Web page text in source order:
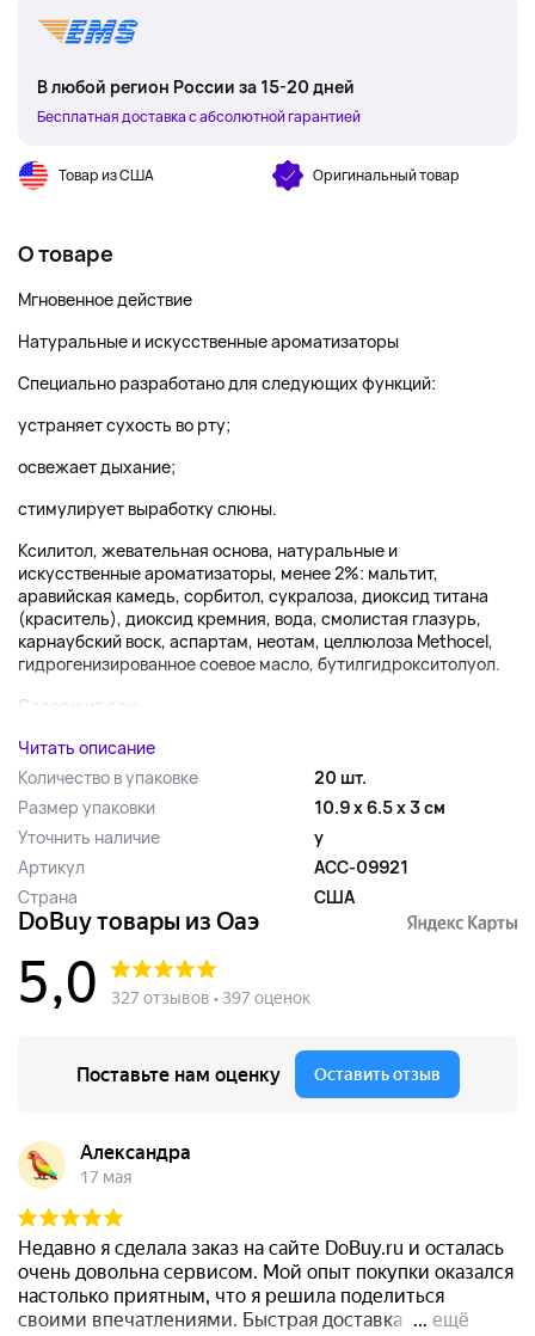
В любой регион России за 15-20 дней
Бесплатная доставка с абсолютной гарантией
Товар из США Оригинальный товар
О товаре
Мгновенное действие
Натуральные и искусственные ароматизаторы
Специально разработано для следующих функций:
устраняет сухость во рту;
освежает дыхание;
стимулирует выработку слюны.
Ксилитол, жевательная основа, натуральные и
искусственные ароматизаторы, менее 2%: мальтит,
аравийская камедь, сорбитол, сукралоза, диоксид титана
(краситель), диоксид кремния, вода, смолистая глазурь,
карнаубский воск, аспартам, неотам, целлюлоза Methocel,
гидрогенизированное соевое масло, бутилгидрокситолуол.
Содержит сою....
Читать описание
Количество в упаковке
20 шт.
Размер упаковки
10.9 x 6.5 x 3 см
Уточнить наличие
y
Артикул
ACC-09921
Страна
США